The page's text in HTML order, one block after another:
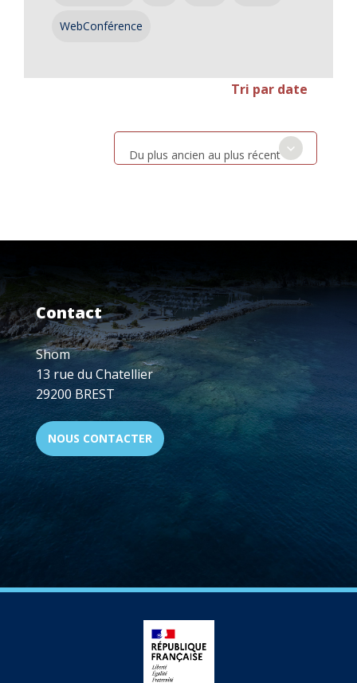
WebConférence
Tri par date
Du plus ancien au plus récent
Contact
Shom
13 rue du Chatellier
29200 BREST
NOUS CONTACTER